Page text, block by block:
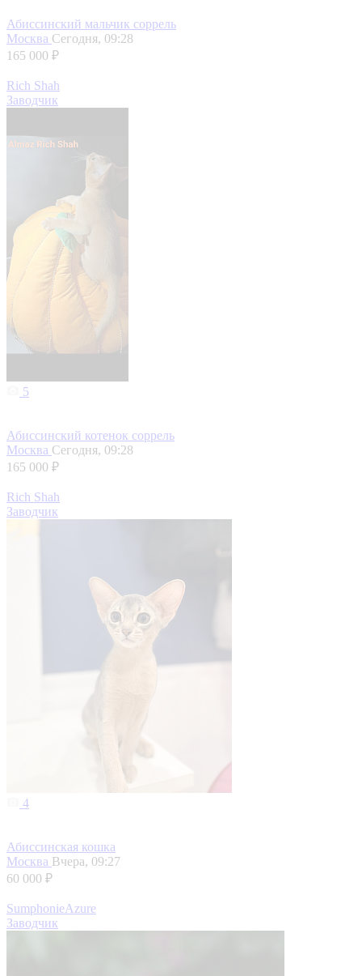
Абиссинский мальчик соррель
Москва Сегодня, 09:28
165 000 ₽
Rich Shah
Заводчик
5
Абиссинский котенок соррель
Москва Сегодня, 09:28
165 000 ₽
Rich Shah
Заводчик
4
Абиссинская кошка
Москва Вчера, 09:27
60 000 ₽
SumphonieAzure
Заводчик